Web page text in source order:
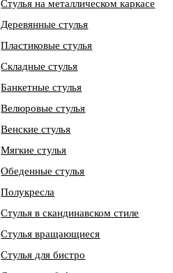
Стулья на металлическом каркасе
Деревянные стулья
Пластиковые стулья
Складные стулья
Банкетные стулья
Велюровые стулья
Венские стулья
Мягкие стулья
Обеденные стулья
Полукресла
Стулья в скандинавском стиле
Стулья вращающиеся
Стулья для бистро